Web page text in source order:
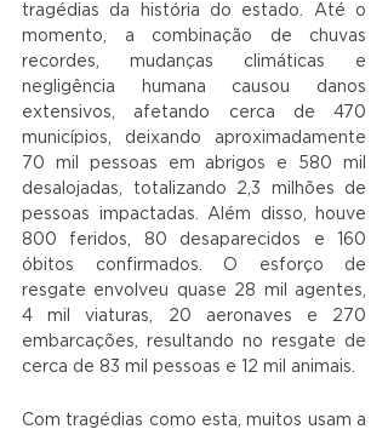
tragédias da história do estado. Até o
momento, a combinação de chuvas
recordes, mudanças climáticas e
negligência humana causou danos
extensivos, afetando cerca de 470
municípios, deixando aproximadamente
70 mil pessoas em abrigos e 580 mil
desalojadas, totalizando 2,3 milhões de
pessoas impactadas. Além disso, houve
800 feridos, 80 desaparecidos e 160
óbitos confirmados. O esforço de
resgate envolveu quase 28 mil agentes,
4 mil viaturas, 20 aeronaves e 270
embarcações, resultando no resgate de
cerca de 83 mil pessoas e 12 mil animais.
Com tragédias como esta, muitos usam a